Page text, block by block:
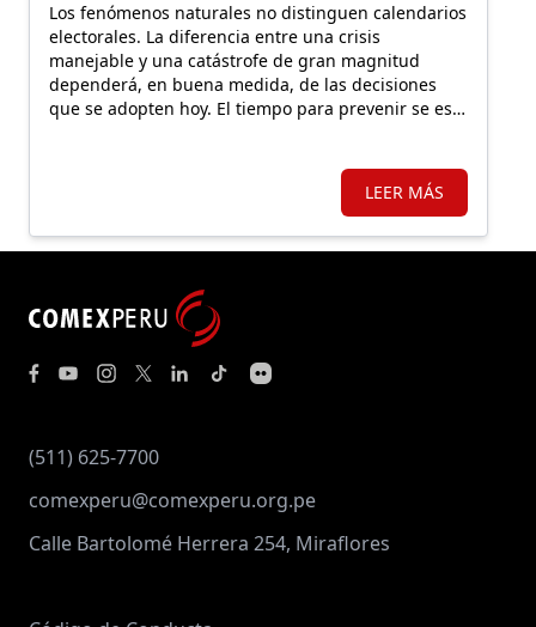
Los fenómenos naturales no distinguen calendarios
electorales. La diferencia entre una crisis
manejable y una catástrofe de gran magnitud
dependerá, en buena medida, de las decisiones
que se adopten hoy. El tiempo para prevenir se está
LEER MÁS
(511) 625-7700
comexperu@comexperu.org.pe
Calle Bartolomé Herrera 254, Miraflores